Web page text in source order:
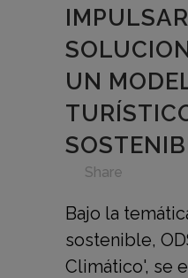
IMPULSAR
UN
Share
Bajo la
sostenible,
Climático', se